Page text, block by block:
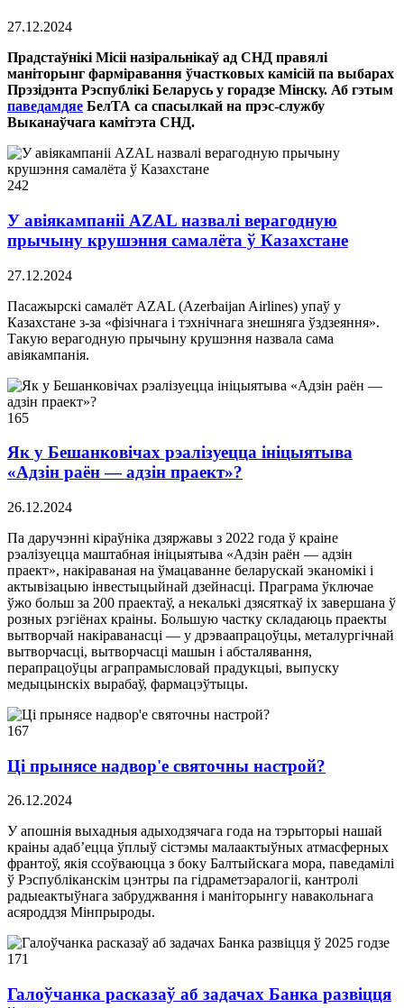
27.12.2024
Прадстаўнікі Місіі назіральнікаў ад СНД правялі
маніторынг фарміравання ўчастковых камісій па выбарах
Прэзідэнта Рэспублікі Беларусь у горадзе Мінску. Аб гэтым
паведамдяе БелТА са спасылкай на прэс-службу
Выканаўчага камітэта СНД.
242
У авіякампаніі AZAL назвалі верагодную
прычыну крушэння самалёта ў Казахстане
27.12.2024
Пасажырскі самалёт AZAL (Azerbaijan Airlines) упаў у
Казахстане з-за «фізічнага і тэхнічнага знешняга ўздзеяння».
Такую верагодную прычыну крушэння назвала сама
авіякампанія.
165
Як у Бешанковічах рэалізуецца ініцыятыва
«Адзін раён — адзін праект»?
26.12.2024
Па даручэнні кіраўніка дзяржавы з 2022 года ў краіне
рэалізуецца маштабная ініцыятыва «Адзін раён — адзін
праект», накіраваная на ўмацаванне беларускай эканомікі і
актывізацыю інвестыцыйнай дзейнасці. Праграма ўключае
ўжо больш за 200 праектаў, а некалькі дзясяткаў іх завершана ў
розных рэгіёнах краіны. Большую частку складаюць праекты
вытворчай накіраванасці — у дрэваапрацоўцы, металургічнай
вытворчасці, вытворчасці машын і абсталявання,
перапрацоўцы аграпрамысловай прадукцыі, выпуску
медыцынскіх вырабаў, фармацэўтыцы.
167
Ці прынясе надвор'е святочны настрой?
26.12.2024
У апошнія выхадныя адыходзячага года на тэрыторыі нашай
краіны адаб’ецца ўплыў сістэмы малаактыўных атмасферных
франтоў, якія ссоўваюцца з боку Балтыйскага мора, паведамілі
ў Рэспубліканскім цэнтры па гідраметэаралогіі, кантролі
радыеактыўнага забруджвання і маніторынгу навакольнага
асяроддзя Мінпрыроды.
171
Галоўчанка расказаў аб задачах Банка развіцця